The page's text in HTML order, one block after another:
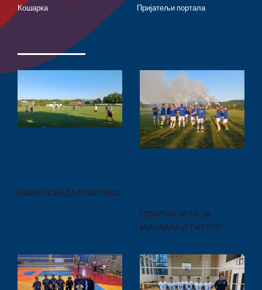
Кошарка
Пријатељи портала
НОВА ПОБЕДА СПАРТАКА
СПАРТАК ИГРА ЗА
МИХАИЛА И ТИТУЛУ